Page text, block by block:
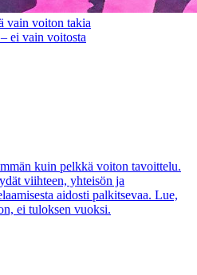
vain voiton takia
ei vain voitosta
kuin pelkkä voiton tavoittelu.
viihteen, yhteisön ja
aidosti palkitsevaa. Lue,
ei tuloksen vuoksi.